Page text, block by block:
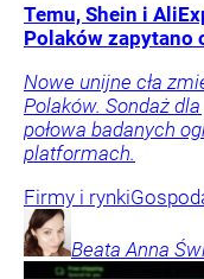
Temu, Shein i
Polaków zapytano
Nowe unijne cła
Polaków. Sondaż
połowa badanych
platformach.
Firmy i rynki
Beata Anna